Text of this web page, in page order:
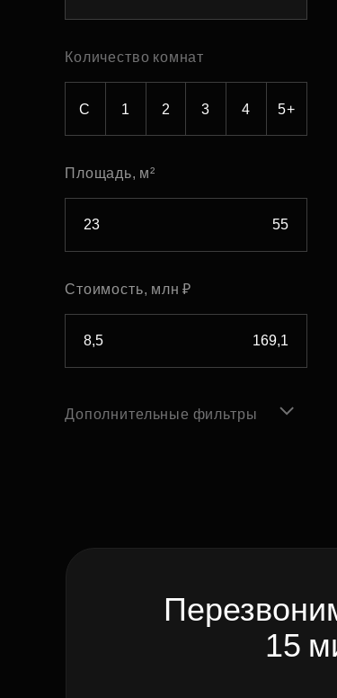
Рефинансирование
Количество комнат
С 1 2 3 4 5+
Площадь, м²
Стоимость, млн ₽
Дополнительные фильтры
15